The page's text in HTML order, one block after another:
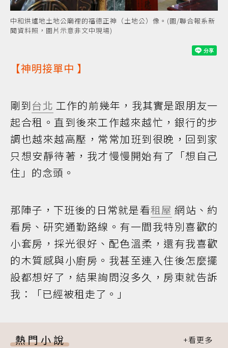
中和烘爐地土地公廟裡的福德正神（土地公）像。(圖/聯合報系新
聞資料照，圖片示意非文中現場)
【神明接單中 】
剛到台北 工作的前幾年，我其實是跟朋友一
起合租。直到後來工作越來越忙，銀行的步
調也越來越高壓，常常加班到很晚，回到家
只想安靜待著，我才慢慢開始有了「想自己
住」的念頭。
那陣子，下班後的日常就是看租屋 網站、約
看房、研究通勤路線。有一間我特別喜歡的
小套房，採光很好、配色溫柔，還有我喜歡
的木質感與小廚房。我甚至連入住後怎麼擺
設都想好了，結果詢問沒多久，房東就告訴
我：「已經被租走了。」
熱門小說